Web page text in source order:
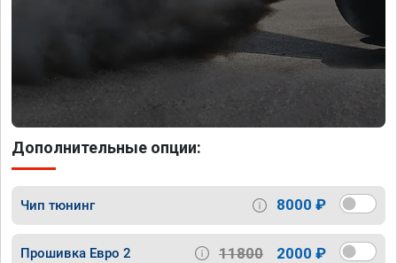
Дополнительные опции:
Чип тюнинг 8000 ₽
Прошивка Евро 2 11800 2000 ₽